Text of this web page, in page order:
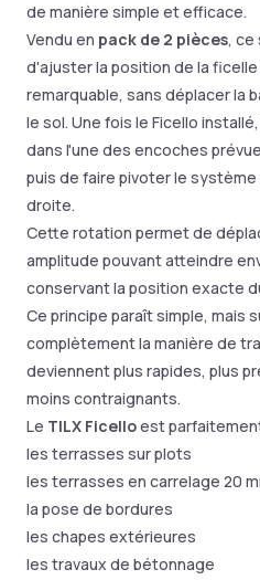
de manière simple et efficace.
Vendu en pack de 2 pièces, ce
d'ajuster la position de la
remarquable, sans déplacer la
le sol. Une fois le Ficello
dans l'une des encoches
puis de faire pivoter le système
droite.
Cette rotation permet de
amplitude pouvant atteindre
conservant la position exacte
Ce principe paraît simple, mais
complètement la manière de
deviennent plus rapides, plus
moins contraignants.
Le TILX Ficelloest
les terrasses sur plots
les terrasses en carrelage 20
la pose de bordures
les chapes extérieures
les travaux de bétonnage